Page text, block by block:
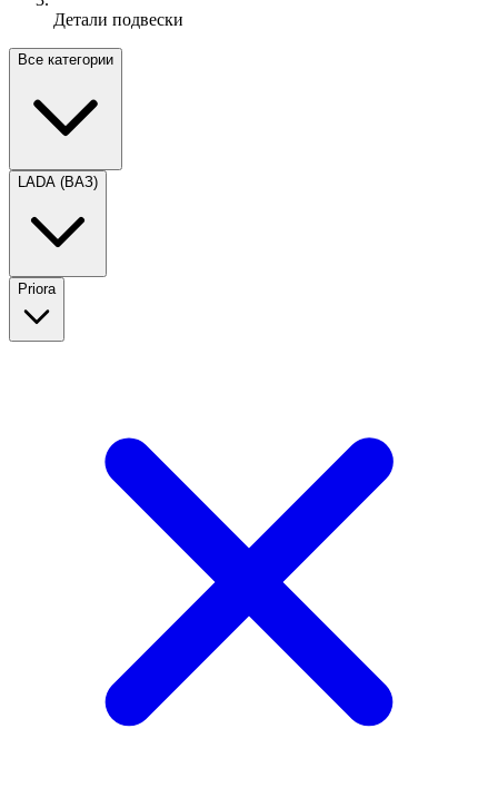
Детали подвески
Все категории
LADA (ВАЗ)
Priora